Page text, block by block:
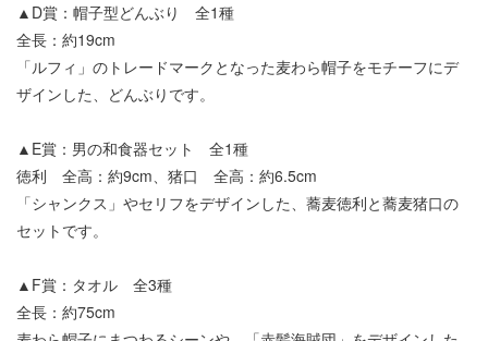
▲D賞：帽子型どんぶり 全1種
全長：約19cm
「ルフィ」のトレードマークとなった麦わら帽子をモチーフにデ
ザインした、どんぶりです。
▲E賞：男の和食器セット 全1種
徳利 全高：約9cm、猪口 全高：約6.5cm
「シャンクス」やセリフをデザインした、蕎麦徳利と蕎麦猪口の
セットです。
▲F賞：タオル 全3種
全長：約75cm